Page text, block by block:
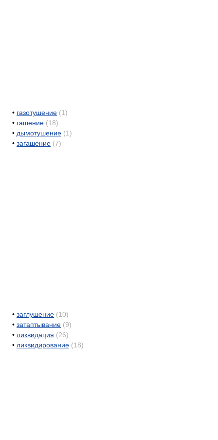
• газотушение (1)
• гашение (18)
• дымотушение (1)
• загашение (7)
• заглушение (10)
• затаптывание (9)
• ликвидация (26)
• ликвидирование (18)